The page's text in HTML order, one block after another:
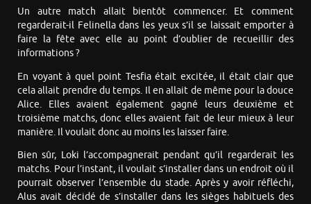
Un autre match allait bientôt commencer. Et comment
regarderait-il Felinella dans les yeux s’il se laissait emporter à
faire la fête avec elle au point d’oublier de recueillir des
informations ?
En voyant à quel point Tesfia était excitée, il était clair que
cela allait prendre du temps. Il en allait de même pour la douce
Alice. Elles avaient également gagné leurs deuxième et
troisième matchs, donc elles avaient fait de leur mieux à leur
manière. Il voulait donc au moins les laisser faire.
Bien sûr, Loki l’accompagnerait pendant qu’il regarderait les
matchs. Pour l’instant, il voulait s’installer dans un endroit où il
pourrait observer l’ensemble du stade. Après y avoir réfléchi,
Alus avait décidé de s’installer dans les sièges habituels des